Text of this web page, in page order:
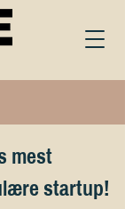
mest
startup!